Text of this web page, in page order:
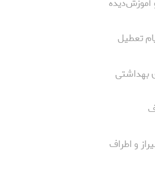
آموزش‌دیده
تعطیل
بهداشتی
و اطراف